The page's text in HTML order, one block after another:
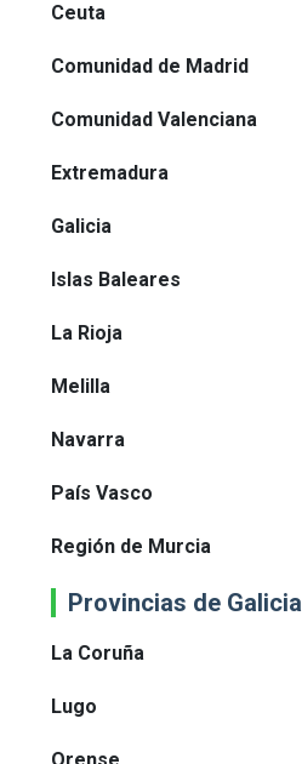
Ceuta
Comunidad de Madrid
Comunidad Valenciana
Extremadura
Galicia
Islas Baleares
La Rioja
Melilla
Navarra
País Vasco
Región de Murcia
Provincias de Galicia
La Coruña
Lugo